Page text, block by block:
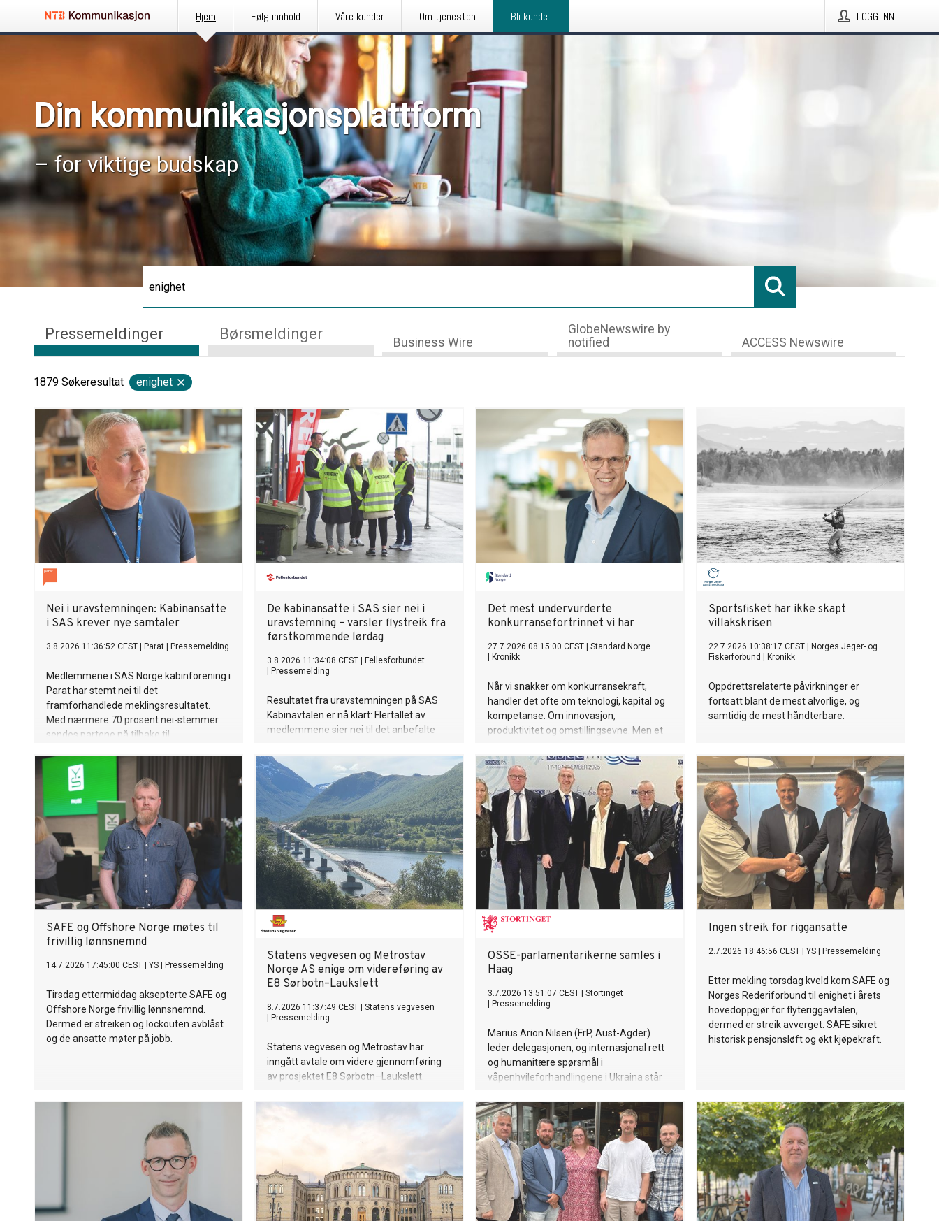
Hjem Følg innhold Våre kunder Om tjenesten Bli kunde LOGG INN
Din kommunikasjonsplattform
– for viktige budskap
Pressemeldinger Børsmeldinger Business Wire
GlobeNewswire by
notified
ACCESS Newswire
1879 Søkeresultat enighet
Nei i uravstemningen: Kabinansatte
i SAS krever nye samtaler
3.8.2026 11:36:52 CEST Parat Pressemelding
Medlemmene i SAS Norge kabinforening i
Parat har stemt nei til det
framforhandlede meklingsresultatet.
Med nærmere 70 prosent nei-stemmer
sendes partene nå tilbake til
umiddelbare samtaler med SAS og NHO
Luftfart for å unngå streik.
De kabinansatte i SAS sier nei i
uravstemning – varsler flystreik fra
førstkommende lørdag
3.8.2026 11:34:08 CEST
Fellesforbundet
Pressemelding
Resultatet fra uravstemningen på SAS
Kabinavtalen er nå klart: Flertallet av
medlemmene sier nei til det anbefalte
ut ny plassfratredelse for samtlige av
forbundets medlemmer på SAS
Kabinavtalen.
Det mest undervurderte
konkurransefortrinnet vi har
27.7.2026 08:15:00 CEST
Standard Norge
Kronikk
Når vi snakker om konkurransekraft,
handler det ofte om teknologi, kapital og
kompetanse. Om innovasjon,
produktivitet og omstillingsevne. Men et
snakker vi sjelden om. Evnen til å bli enige.
Sportsfisket har ikke skapt
villakskrisen
22.7.2026 10:38:17 CEST
Norges Jeger- og
Fiskerforbund
Kronikk
Oppdrettsrelaterte påvirkninger er
fortsatt blant de mest alvorlige, og
samtidig de mest håndterbare.
SAFE og Offshore Norge møtes til
frivillig lønnsnemnd
14.7.2026 17:45:00 CEST YS Pressemelding
Tirsdag ettermiddag aksepterte SAFE og
Offshore Norge frivillig lønnsnemnd.
Dermed er streiken og lockouten avblåst
og de ansatte møter på jobb.
Statens vegvesen og Metrostav
Norge AS enige om videreføring av
E8 Sørbotn–Laukslett
8.7.2026 11:37:49 CEST
Statens vegvesen
Pressemelding
Statens vegvesen og Metrostav har
inngått avtale om videre gjennomføring
av prosjektet E8 Sørbotn–Laukslett.
etter konkursen i Bertelsen & Garpestad
gjenopptas i august.
OSSE-parlamentarikerne samles i
Haag
3.7.2026 13:51:07 CEST
Stortinget
Pressemelding
Marius Arion Nilsen (FrP, Aust-Agder)
leder delegasjonen, og internasjonal rett
og humanitære spørsmål i
våpenhvileforhandlingene i Ukraina står
parlamentarikerforsamling møtes til
hovedsesjon i Haag 4.–8. juli.
Ingen streik for riggansatte
2.7.2026 18:46:56 CEST YS Pressemelding
Etter mekling torsdag kveld kom SAFE og
Norges Rederiforbund til enighet i årets
hovedoppgjør for flyteriggavtalen,
dermed er streik avverget. SAFE sikret
historisk pensjonsløft og økt kjøpekraft.